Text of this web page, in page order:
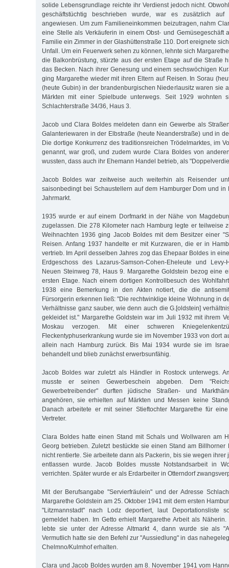
solide Lebensgrundlage reichte ihr Verdienst jedoch nicht.
geschäftstüchtig beschrieben wurde, war es zusätzlich auf
angewiesen. Um zum Familieneinkommen beizutragen, nahm
eine Stelle als Verkäuferin in einem Obst- und Gemüsegeschäft
Familie ein Zimmer in der Glashüttenstraße 110. Dort ereignete
Unfall. Um ein Feuerwerk sehen zu können, lehnte sich
die Balkonbrüstung, stürzte aus der ersten Etage auf die Straße
das Becken. Nach ihrer Genesung und einem sechswöchigen
ging Margarethe wieder mit ihren Eltern auf Reisen. In Sorau
(heute Gubin) in der brandenburgischen Niederlausitz waren sie
Märkten mit einer Spielbude unterwegs. Seit 1929 wohnten
Schlachterstraße 34/36, Haus 3.
Jacob und Clara Boldes meldeten dann ein Gewerbe als
Galanteriewaren in der Elbstraße (heute Neanderstraße) und in
Die dortige Konkurrenz des traditionsreichen Trödelmarktes, im
genannt, war groß, und zudem wurde Clara Boldes von
wussten, dass auch ihr Ehemann Handel betrieb, als
Jacob Boldes war zeitweise auch weiterhin als Reisender
saisonbedingt bei Schaustellern auf dem Hamburger Dom und in
Jahrmarkt.
1935 wurde er auf einem Dorfmarkt in der Nähe von
zugelassen. Die 278 Kilometer nach Hamburg legte er teilweise
Weihnachten 1936 ging Jacob Boldes mit dem Besitzer einer
Reisen. Anfang 1937 handelte er mit Kurzwaren, die er in
vertrieb. Im April desselben Jahres zog das Ehepaar Boldes in
Erdgeschoss des Lazarus-Samson-Cohen-Eheleute und Levy-
Neuen Steinweg 78, Haus 9. Margarethe Goldstein bezog eine
ersten Etage. Nach einem dortigen Kontrollbesuch des
1938 eine Bemerkung in den Akten notiert, die die
Fürsorgerin erkennen ließ: "Die rechtwinklige kleine Wohnung in
Verhältnisse ganz sauber, wie denn auch die G.[oldstein]
gekleidet ist." Margarethe Goldstein war im Juli 1932 mit ihrem
Moskau verzogen. Mit einer schweren
Fleckentyphuserkrankung wurde sie im November 1933 von dort
allein nach Hamburg zurück. Bis Mai 1934 wurde sie im
behandelt und blieb zunächst erwerbsunfähig.
Jacob Boldes war zuletzt als Händler in Rostock unterwegs.
musste er seinen Gewerbeschein abgeben. Dem
Gewerbetreibender" durften jüdische Straßen- und
angehören, sie erhielten auf Märkten und Messen keine
Danach arbeitete er mit seiner Stieftochter Margarethe für
Vertreter.
Clara Boldes hatte einen Stand mit Schals und Wollwaren am
Georg betrieben. Zuletzt bestückte sie einen Stand am Billhorner
nicht rentierte. Sie arbeitete dann als Packerin, bis sie wegen ihrer
entlassen wurde. Jacob Boldes musste Notstandsarbeit in
verrichten. Später wurde er als Erdarbeiter in Otterndorf
Mit der Berufsangabe "Servierfräulein" und der Adresse
Margarethe Goldstein am 25. Oktober 1941 mit dem ersten
"Litzmannstadt" nach Lodz deportiert, laut Deportationsliste
gemeldet haben. Im Getto erhielt Margarethe Arbeit als
lebte sie unter der Adresse Altmarkt 4, dann wurde sie als
Vermutlich hatte sie den Befehl zur "Aussiedlung" in das
Chelmno/Kulmhof erhalten.
Clara und Jacob Boldes wurden am 8. November 1941 vom